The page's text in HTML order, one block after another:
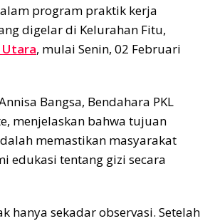
program praktik kerja
digelar di Kelurahan Fitu,
Utara, mulai Senin, 02 Februari
Bangsa, Bendahara PKL
menjelaskan bahwa tujuan
memastikan masyarakat
edukasi tentang gizi secara
hanya sekadar observasi. Setelah